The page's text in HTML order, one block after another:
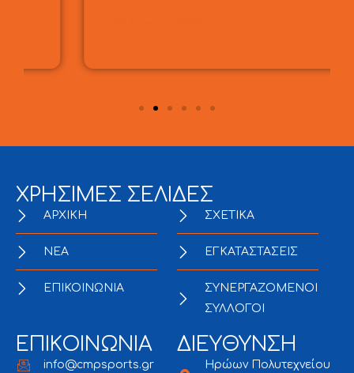
ΧΡΗΣΙΜΕΣ ΣΕΛΙΔΕΣ
ΑΡΧΙΚΗ
NEA
ΕΠΙΚΟΙΝΩΝΙΑ
ΣΧΕΤΙΚΑ
ΕΓΚΑΤΑΣΤΑΣΕΙΣ
ΣΥΝΕΡΓΑΖΟΜΕΝΟΙ
ΣΥΛΛΟΓΟΙ
ΕΠΙΚΟΙΝΩΝΙΑ
info@cmpsports.gr
ΔΙΕΥΘΥΝΣΗ
Ηρώων Πολυτεχνείου